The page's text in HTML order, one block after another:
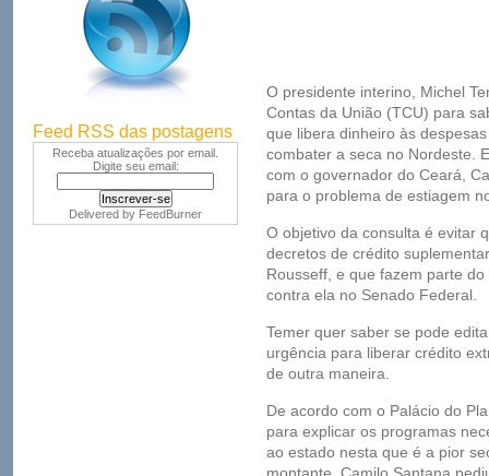
Feed RSS das postagens
Receba atualizações por email.
Digite seu email:
Delivered by FeedBurner
O presidente interino, Michel
Contas da União (TCU) para
que libera dinheiro às
combater a seca no Nordeste.
com o governador do Ceará,
para o problema de estiagem
O objetivo da consulta é evitar
decretos de crédito
Rousseff, e que fazem parte
contra ela no Senado Federal.
Temer quer saber se pode
urgência para liberar crédito
de outra maneira.
De acordo com o Palácio do
para explicar os programas
ao estado nesta que é a pior